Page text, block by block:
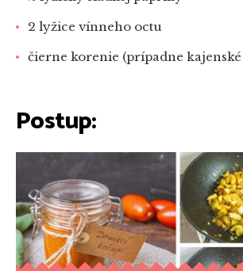
2 lyžice vínneho octu
čierne korenie (prípadne
Postup: